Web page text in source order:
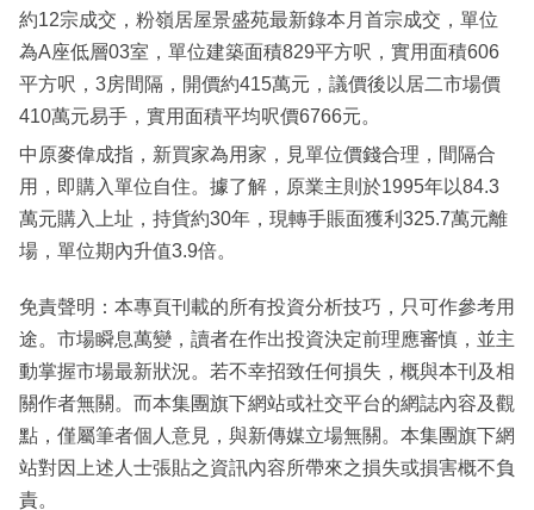
約12宗成交，粉嶺居屋景盛苑最新錄本月首宗成交，單位
為A座低層03室，單位建築面積829平方呎，實用面積606
平方呎，3房間隔，開價約415萬元，議價後以居二市場價
410萬元易手，實用面積平均呎價6766元。
中原麥偉成指，新買家為用家，見單位價錢合理，間隔合
用，即購入單位自住。據了解，原業主則於1995年以84.3
萬元購入上址，持貨約30年，現轉手賬面獲利325.7萬元離
場，單位期內升值3.9倍。
免責聲明：本專頁刊載的所有投資分析技巧，只可作參考用
途。市場瞬息萬變，讀者在作出投資決定前理應審慎，並主
動掌握市場最新狀況。若不幸招致任何損失，概與本刊及相
關作者無關。而本集團旗下網站或社交平台的網誌內容及觀
點，僅屬筆者個人意見，與新傳媒立場無關。本集團旗下網
站對因上述人士張貼之資訊內容所帶來之損失或損害概不負
責。